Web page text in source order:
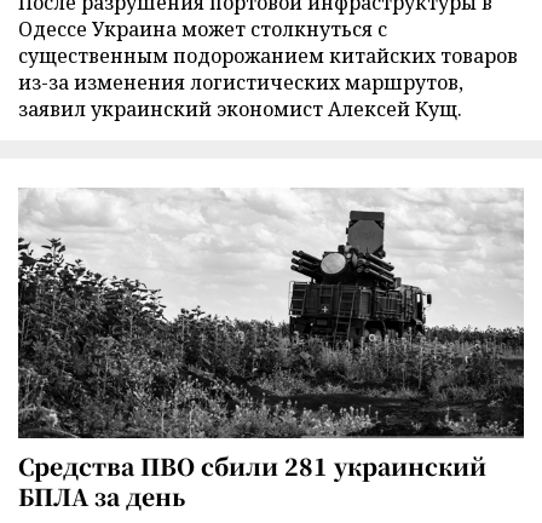
Одессе Украина может столкнуться с
существенным подорожанием китайских товаров
из-за изменения логистических маршрутов,
заявил украинский экономист Алексей Кущ.
Средства ПВО сбили 281 украинский
БПЛА за день